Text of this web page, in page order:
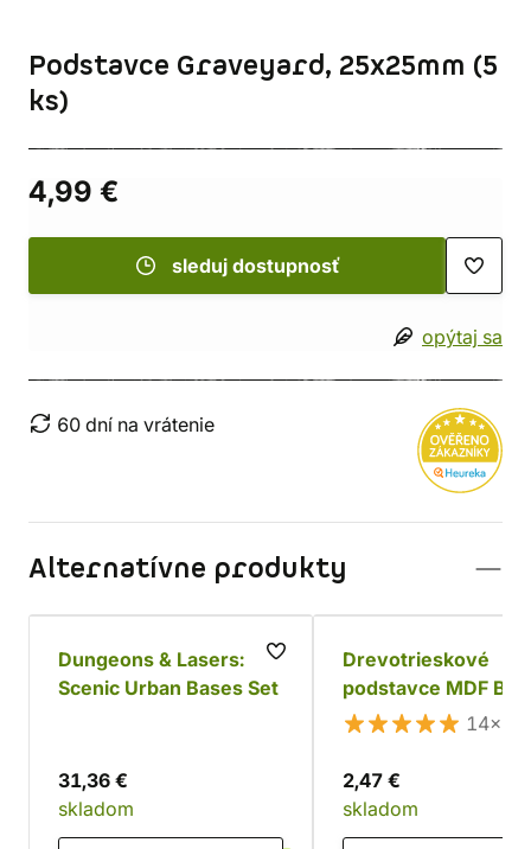
Podstavce Graveyard, 25x25mm (5
ks)
4,99 €
sleduj dostupnosť
opýtaj sa
60 dní na vrátenie
Alternatívne produkty
Dungeons & Lasers:
Scenic Urban Bases Set
31,36 €
skladom
Drevotrieskové
podstavce MDF
Round 25mm (20
14×
2,47 €
skladom